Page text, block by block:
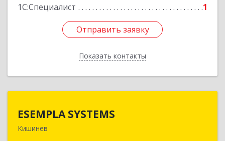
1С:Специалист
1
Отправить заявку
Показать контакты
Отправить заявку
Назад
ESEMPLA SYSTEMS
Кишинев
Молдова, г.Кишинев, ул. Колумна 170, МД-2004